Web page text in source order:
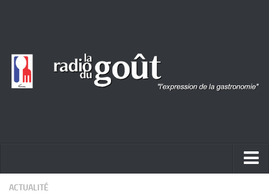
ACTUALITÉ
ACTUALITÉ